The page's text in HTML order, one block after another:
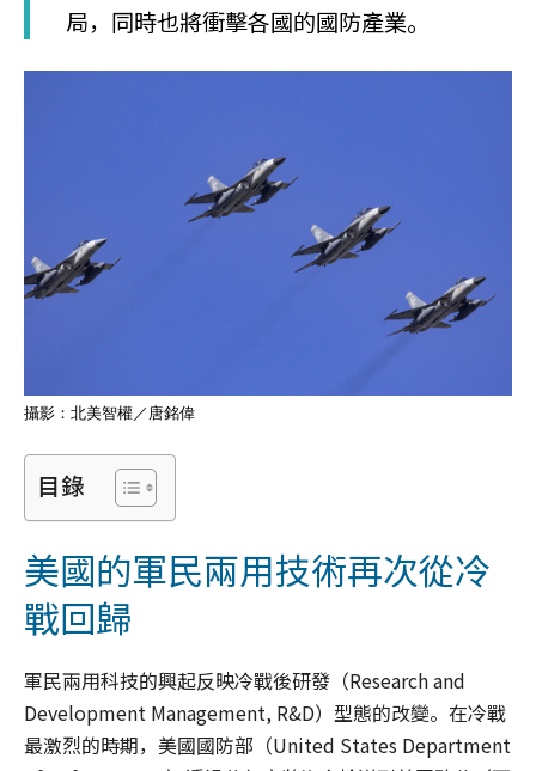
局，同時也將衝擊各國的國防產業。
攝影：北美智權／唐銘偉
目錄
美國的軍民兩用技術再次從冷
戰回歸
軍民兩用科技的興起反映冷戰後研發（Research and
Development Management, R&D）型態的改變。在冷戰
最激烈的時期，美國國防部（United States Department